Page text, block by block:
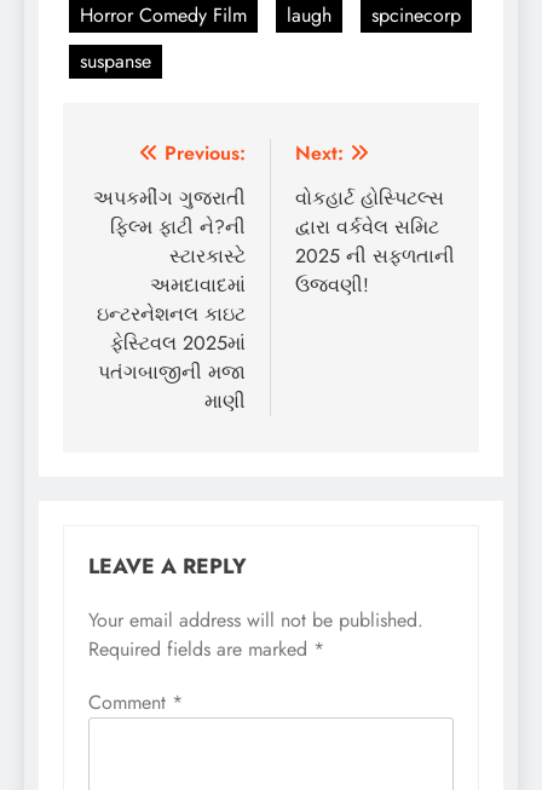
Horror Comedy Film
laugh
spcinecorp
suspanse
Post
navigation
Previous:
અપકમીંગ ગુજરાતી
ફિલ્મ ફાટી ને?ની
સ્ટારકાસ્ટે
અમદાવાદમાં
ઇન્ટરનેશનલ કાઇટ
ફેસ્ટિવલ 2025માં
પતંગબાજીની મજા
માણી
Next:
વોકહાર્ટ હોસ્પિટલ્સ
દ્વારા વર્કવેલ સમિટ
2025 ની સફળતાની
ઉજવણી!
LEAVE A REPLY
Your email address will not be published.
Required fields are marked *
Comment *